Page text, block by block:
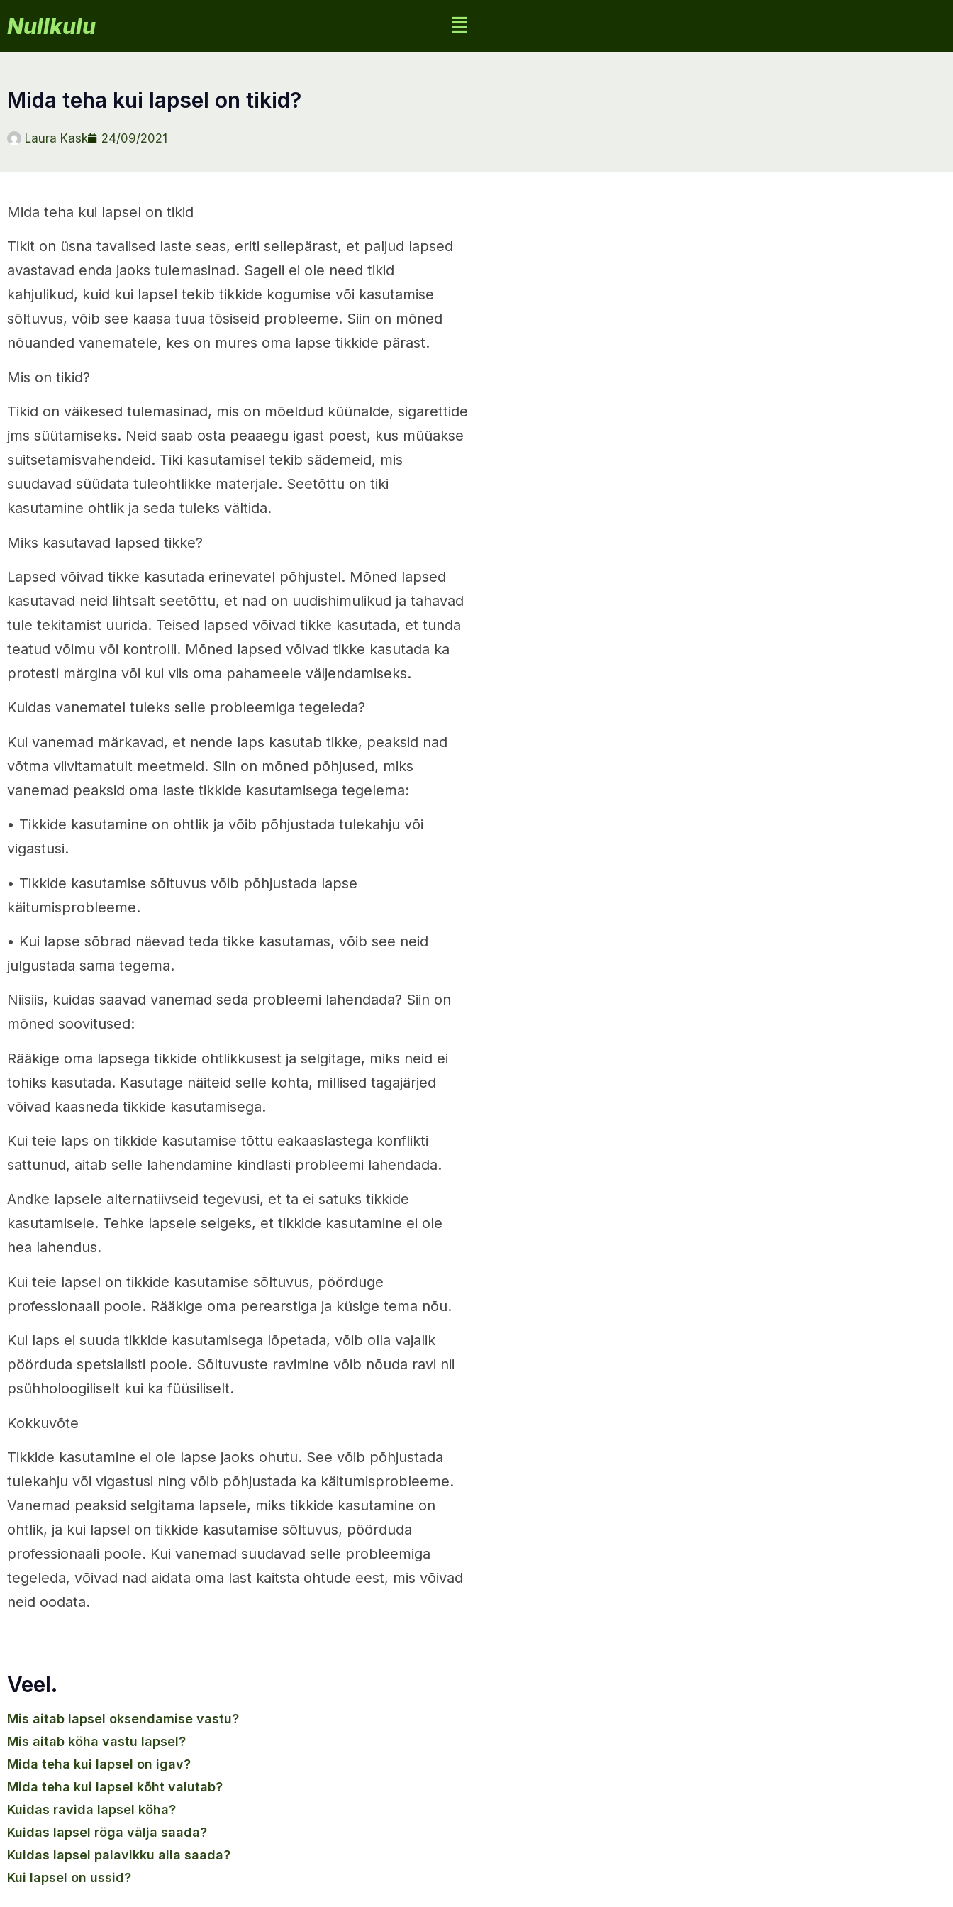
Nullkulu
mida teha kui lapsel on tikid?
Laura Kask 24/09/2021
Mida teha kui lapsel on tikid
Tikit on üsna tavalised laste seas, eriti sellepärast, et paljud lapsed
avastavad enda jaoks tulemasinad. Sageli ei ole need tikid
kahjulikud, kuid kui lapsel tekib tikkide kogumise või kasutamise
sõltuvus, võib see kaasa tuua tõsiseid probleeme. Siin on mõned
nõuanded vanematele, kes on mures oma lapse tikkide pärast.
Mis on tikid?
Tikid on väikesed tulemasinad, mis on mõeldud küünalde, sigarettide
jms süütamiseks. Neid saab osta peaaegu igast poest, kus müüakse
suitsetamisvahendeid. Tiki kasutamisel tekib sädemeid, mis
suudavad süüdata tuleohtlikke materjale. Seetõttu on tiki
kasutamine ohtlik ja seda tuleks vältida.
Miks kasutavad lapsed tikke?
Lapsed võivad tikke kasutada erinevatel põhjustel. Mõned lapsed
kasutavad neid lihtsalt seetõttu, et nad on uudishimulikud ja tahavad
tule tekitamist uurida. Teised lapsed võivad tikke kasutada, et tunda
teatud võimu või kontrolli. Mõned lapsed võivad tikke kasutada ka
protesti märgina või kui viis oma pahameele väljendamiseks.
Kuidas vanematel tuleks selle probleemiga tegeleda?
Kui vanemad märkavad, et nende laps kasutab tikke, peaksid nad
võtma viivitamatult meetmeid. Siin on mõned põhjused, miks
vanemad peaksid oma laste tikkide kasutamisega tegelema:
• Tikkide kasutamine on ohtlik ja võib põhjustada tulekahju või
vigastusi.
• Tikkide kasutamise sõltuvus võib põhjustada lapse
käitumisprobleeme.
• Kui lapse sõbrad näevad teda tikke kasutamas, võib see neid
julgustada sama tegema.
Niisiis, kuidas saavad vanemad seda probleemi lahendada? Siin on
mõned soovitused:
Rääkige oma lapsega tikkide ohtlikkusest ja selgitage, miks neid ei
tohiks kasutada. Kasutage näiteid selle kohta, millised tagajärjed
võivad kaasneda tikkide kasutamisega.
Kui teie laps on tikkide kasutamise tõttu eakaaslastega konflikti
sattunud, aitab selle lahendamine kindlasti probleemi lahendada.
Andke lapsele alternatiivseid tegevusi, et ta ei satuks tikkide
kasutamisele. Tehke lapsele selgeks, et tikkide kasutamine ei ole
hea lahendus.
Kui teie lapsel on tikkide kasutamise sõltuvus, pöörduge
professionaali poole. Rääkige oma perearstiga ja küsige tema nõu.
Kui laps ei suuda tikkide kasutamisega lõpetada, võib olla vajalik
pöörduda spetsialisti poole. Sõltuvuste ravimine võib nõuda ravi nii
psühholoogiliselt kui ka füüsiliselt.
Kokkuvõte
Tikkide kasutamine ei ole lapse jaoks ohutu. See võib põhjustada
tulekahju või vigastusi ning võib põhjustada ka käitumisprobleeme.
Vanemad peaksid selgitama lapsele, miks tikkide kasutamine on
ohtlik, ja kui lapsel on tikkide kasutamise sõltuvus, pöörduda
professionaali poole. Kui vanemad suudavad selle probleemiga
tegeleda, võivad nad aidata oma last kaitsta ohtude eest, mis võivad
neid oodata.
Veel.
mis aitab lapsel oksendamise vastu?
mis aitab köha vastu lapsel?
mida teha kui lapsel on igav?
mida teha kui lapsel kõht valutab?
kuidas ravida lapsel köha?
kuidas lapsel röga välja saada?
kuidas lapsel palavikku alla saada?
kui lapsel on ussid?